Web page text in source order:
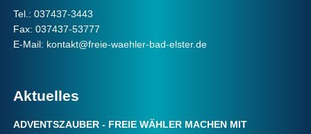
Tel.: 037437-3443
Fax: 037437-53777
E-Mail: kontakt@freie-waehler-bad-elster.de
Aktuelles
ADVENTSZAUBER - FREIE WÄHLER MACHEN MIT